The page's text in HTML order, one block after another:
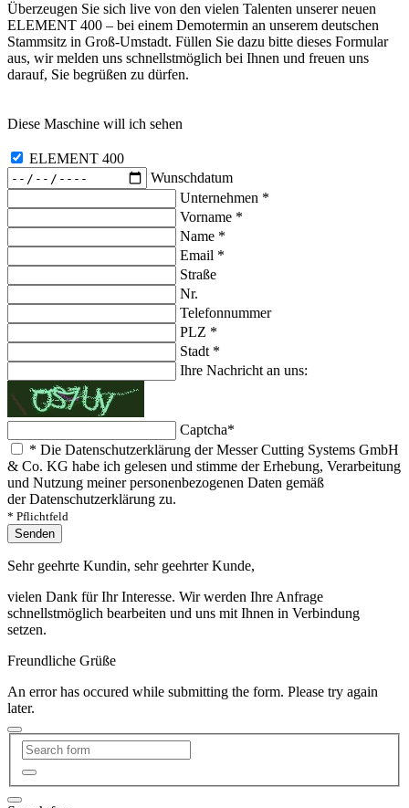
Überzeugen Sie sich live von den vielen Talenten unserer neuen
ELEMENT 400 – bei einem Demotermin an unserem deutschen
Stammsitz in Groß-Umstadt. Füllen Sie dazu bitte dieses Formular
aus, wir melden uns schnellstmöglich bei Ihnen und freuen uns
darauf, Sie begrüßen zu dürfen.
Diese Maschine will ich sehen
ELEMENT 400
Wunschdatum
Unternehmen *
Vorname *
Name *
Email *
Straße
Nr.
Telefonnummer
PLZ *
Stadt *
Ihre Nachricht an uns:
Captcha*
* Die Datenschutzerklärung der Messer Cutting Systems GmbH
& Co. KG habe ich gelesen und stimme der Erhebung, Verarbeitung
und Nutzung meiner personenbezogenen Daten gemäß
der Datenschutzerklärung zu.
* Pflichtfeld
Senden
Sehr geehrte Kundin, sehr geehrter Kunde,
vielen Dank für Ihr Interesse. Wir werden Ihre Anfrage
schnellstmöglich bearbeiten und uns mit Ihnen in Verbindung
setzen.
Freundliche Grüße
An error has occured while submitting the form. Please try again
later.